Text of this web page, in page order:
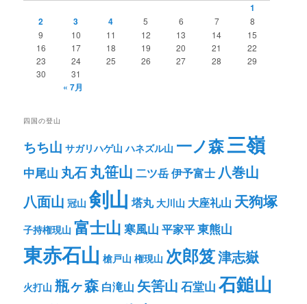
1
2
3 4 5 6 7
8
9
10 11 12 13 14
15
16
17 18 19 20 21
22
23
24 25 26 27 28
29
30
31
« 7月
四国の登山
ちち山 サガリハゲ山 ハネズル山 一ノ森三嶺
中尾山 丸石丸笹山 二ツ岳伊予富士 八巻山
八面山 冠山 剣山 塔丸 大川山 大座礼山 天狗塚
子持権現山 富士山 寒風山 平家平東熊山
東赤石山 槍戸山 権現山 次郎笈津志嶽
火打山 瓶ヶ森 白滝山 矢筈山 石堂山 石鎚山